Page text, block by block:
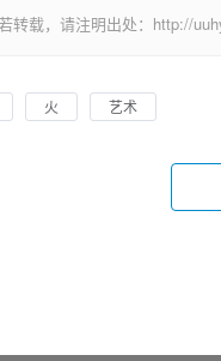
转载，请注明出处：http://
火 艺术